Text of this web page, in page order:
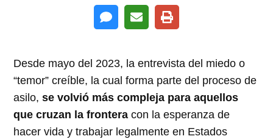
Desde mayo del 2023, la entrevista del miedo o
“temor” creíble, la cual forma parte del proceso de
asilo,se volvió más compleja para aquellos
que cruzan la frontera con la esperanza de
hacer vida y trabajar legalmente en Estados